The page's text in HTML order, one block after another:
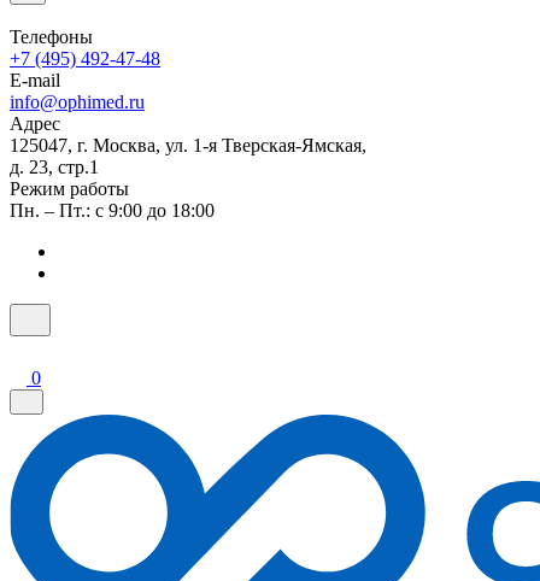
Телефоны
+7 (495) 492-47-48
E-mail
info@ophimed.ru
Адрес
125047, г. Москва, ул. 1-я Тверская-Ямская,
д. 23, стр.1
Режим работы
Пн. – Пт.: с 9:00 до 18:00
0